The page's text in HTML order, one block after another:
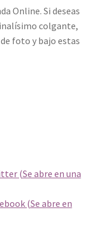
Online. Si deseas
colgante,
de foto y bajo estas
(Se abre en una
(Se abre en